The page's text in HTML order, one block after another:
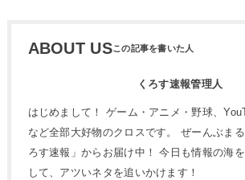
ABOUT US
くろす速報管理人
はじめまして！ ゲーム・アニメ・野球、
など全部大好物のクロスです。 ぜーんぶま
ろす速報」からお届け中！ 今日も情報の海を
して、アツいネタを追いかけます！